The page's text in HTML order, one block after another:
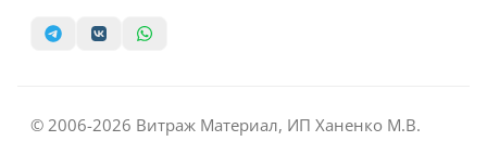
© 2006-2026 Витраж Материал, ИП Ханенко М.В.